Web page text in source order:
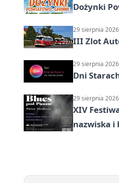
Dożynki
29 sierpnia
III Zlot
29 sierpnia
Dni
29 sierpnia
XIV
nazwiska i